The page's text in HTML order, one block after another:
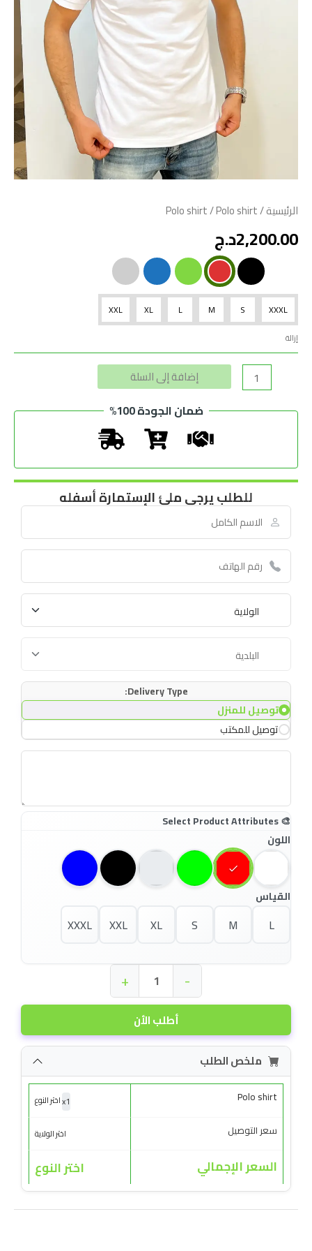
الرئيسية/
Polo shirt/ Polo shirt
2,200.00د.ج
XXXL
S
M
L
XL
XXL
إزالة
إضافة إلى السلة
ضمان الجودة 100%
للطلب يرجى ملئ الإستمارة أسفله
Delivery Type:
توصيل للمنزل
توصيل للمكتب
اللون
القياس
L
M
S
XL
XXL
XXXL
أطلب الأن
-
+
ملخص الطلب
Polo shirt
x1 اختر النوع
سعر التوصيل اختر الولاية
السعر الإجمالي اختر النوع